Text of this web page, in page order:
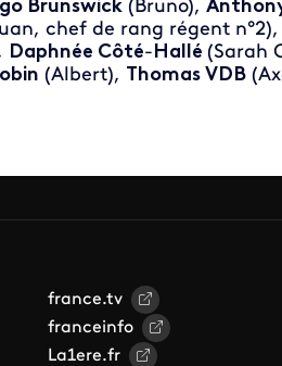
Brunswick(Bruno),
chef de rang régent n°2),
Daphnée Côté-Hallé (Sarah
(Albert), Thomas VDB
france.tv
franceinfo
La1ere.fr